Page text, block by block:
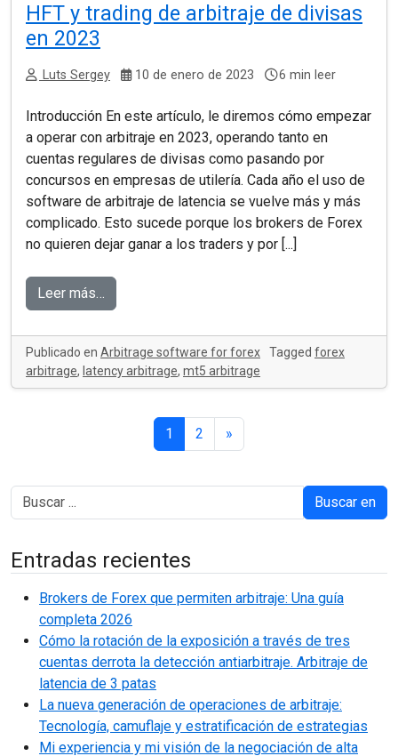
HFT y trading de arbitraje de divisas
en 2023
Luts Sergey 10 de enero de 2023 6 min leer
Introducción En este artículo, le diremos cómo empezar
a operar con arbitraje en 2023, operando tanto en
cuentas regulares de divisas como pasando por
concursos en empresas de utilería. Cada año el uso de
software de arbitraje de latencia se vuelve más y más
complicado. Esto sucede porque los brokers de Forex
no quieren dejar ganar a los traders y por [...]
Leer más…
Publicado en Arbitrage software for forex Tagged forex
arbitrage, latency arbitrage, mt5 arbitrage
1 2 »
Buscar en
Entradas recientes
Brokers de Forex que permiten arbitraje: Una guía
completa 2026
Cómo la rotación de la exposición a través de tres
cuentas derrota la detección antiarbitraje. Arbitraje de
latencia de 3 patas
La nueva generación de operaciones de arbitraje:
Tecnología, camuflaje y estratificación de estrategias
Mi experiencia y mi visión de la negociación de alta